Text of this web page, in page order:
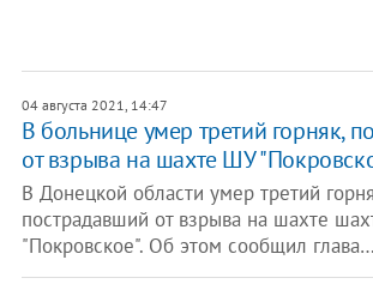
04 августа 2021, 14:47
В больнице умер третий горняк,
от взрыва на шахте ШУ
В Донецкой области умер третий
пострадавший от взрыва на шахте
"Покровское". Об этом сообщил глава…